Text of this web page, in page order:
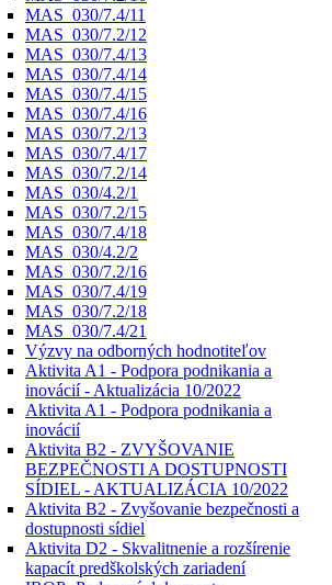
MAS_030/7.4/11
MAS_030/7.2/12
MAS_030/7.4/13
MAS_030/7.4/14
MAS_030/7.4/15
MAS_030/7.4/16
MAS_030/7.2/13
MAS_030/7.4/17
MAS_030/7.2/14
MAS_030/4.2/1
MAS_030/7.2/15
MAS_030/7.4/18
MAS_030/4.2/2
MAS_030/7.2/16
MAS_030/7.4/19
MAS_030/7.2/18
MAS_030/7.4/21
Výzvy na odborných hodnotiteľov
Aktivita A1 - Podpora podnikania a
inovácií - Aktualizácia 10/2022
Aktivita A1 - Podpora podnikania a
inovácií
Aktivita B2 - ZVYŠOVANIE
BEZPEČNOSTI A DOSTUPNOSTI
SÍDIEL - AKTUALIZÁCIA 10/2022
Aktivita B2 - Zvyšovanie bezpečnosti a
dostupnosti sídiel
Aktivita D2 - Skvalitnenie a rozšírenie
kapacít predškolských zariadení